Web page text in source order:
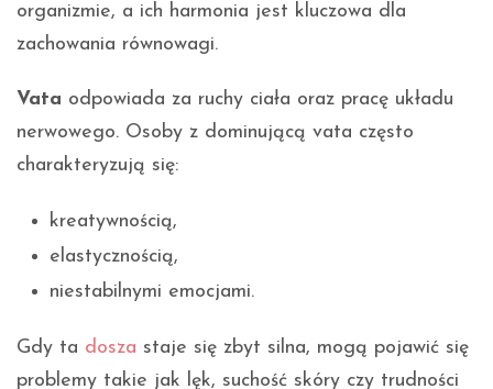
organizmie, a ich harmonia jest kluczowa dla
zachowania równowagi.
Vata odpowiada za ruchy ciała oraz pracę układu
nerwowego. Osoby z dominującą vata często
charakteryzują się:
kreatywnością,
elastycznością,
niestabilnymi emocjami.
Gdy ta dosza staje się zbyt silna, mogą pojawić się
problemy takie jak lęk, suchość skóry czy trudności